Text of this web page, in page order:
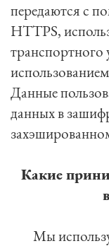
передаются с
HTTPS,
транспортного
Данные
данных в
Какие